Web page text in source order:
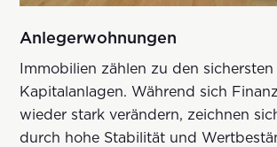
Anlegerwohnungen
Immobilien zählen zu den sichersten
Kapitalanlagen. Während sich
wieder stark verändern, zeichnen
durch hohe Stabilität und